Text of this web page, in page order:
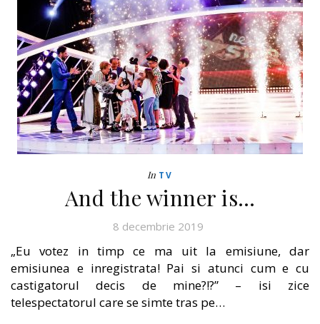
In TV
And the winner is…
8 decembrie 2019
„Eu votez in timp ce ma uit la emisiune, dar
emisiunea e inregistrata! Pai si atunci cum e cu
castigatorul decis de mine?!?” – isi zice
telespectatorul care se simte tras pe…